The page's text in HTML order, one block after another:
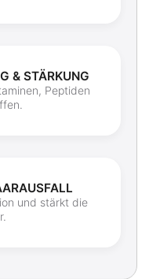
& STÄRKUNG
Peptiden
und stärkt die